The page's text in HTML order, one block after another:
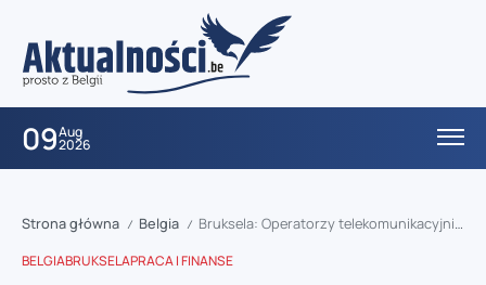
09Aug
2026
Strona główna / Belgia / Bruksela: Operatorzy telekomunikacyjni zmuszeni do dostosowania infrastruktury na fasadach budynków
BELGIABRUKSELAPRACA I FINANSE